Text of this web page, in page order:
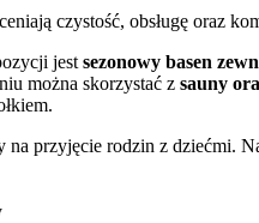
czystość, obsługę oraz
jest sezonowy basen
można skorzystać z sauny
na przyjęcie rodzin z dziećmi.
udogodnień:
opłatą 20 zł za sztukę.